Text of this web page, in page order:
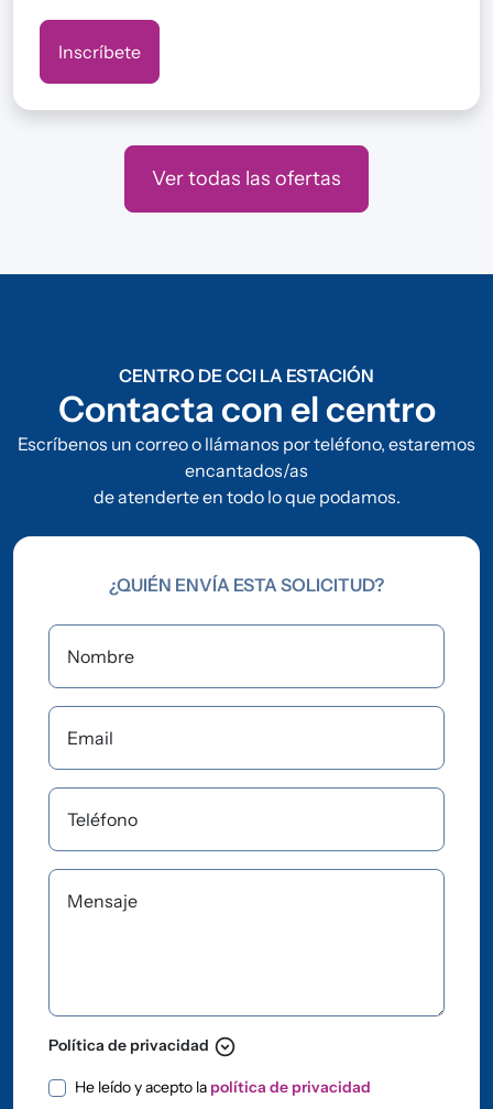
Inscríbete
Ver todas las ofertas
CENTRO DE CCI LA ESTACIÓN
Contacta con el centro
Escríbenos un correo o llámanos por teléfono, estaremos
encantados/as
de atenderte en todo lo que podamos.
¿QUIÉN ENVÍA ESTA SOLICITUD?
Nombre
Email
Teléfono
Mensaje
Política de privacidad expand_circle_down
Política de privacidad
He leído y acepto la política de privacidad